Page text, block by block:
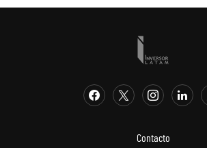
Contacto